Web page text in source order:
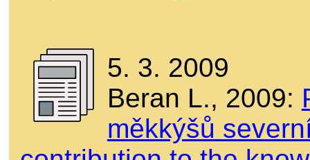
5. 3. 2009
Beran L., 2009:
měkkýšů